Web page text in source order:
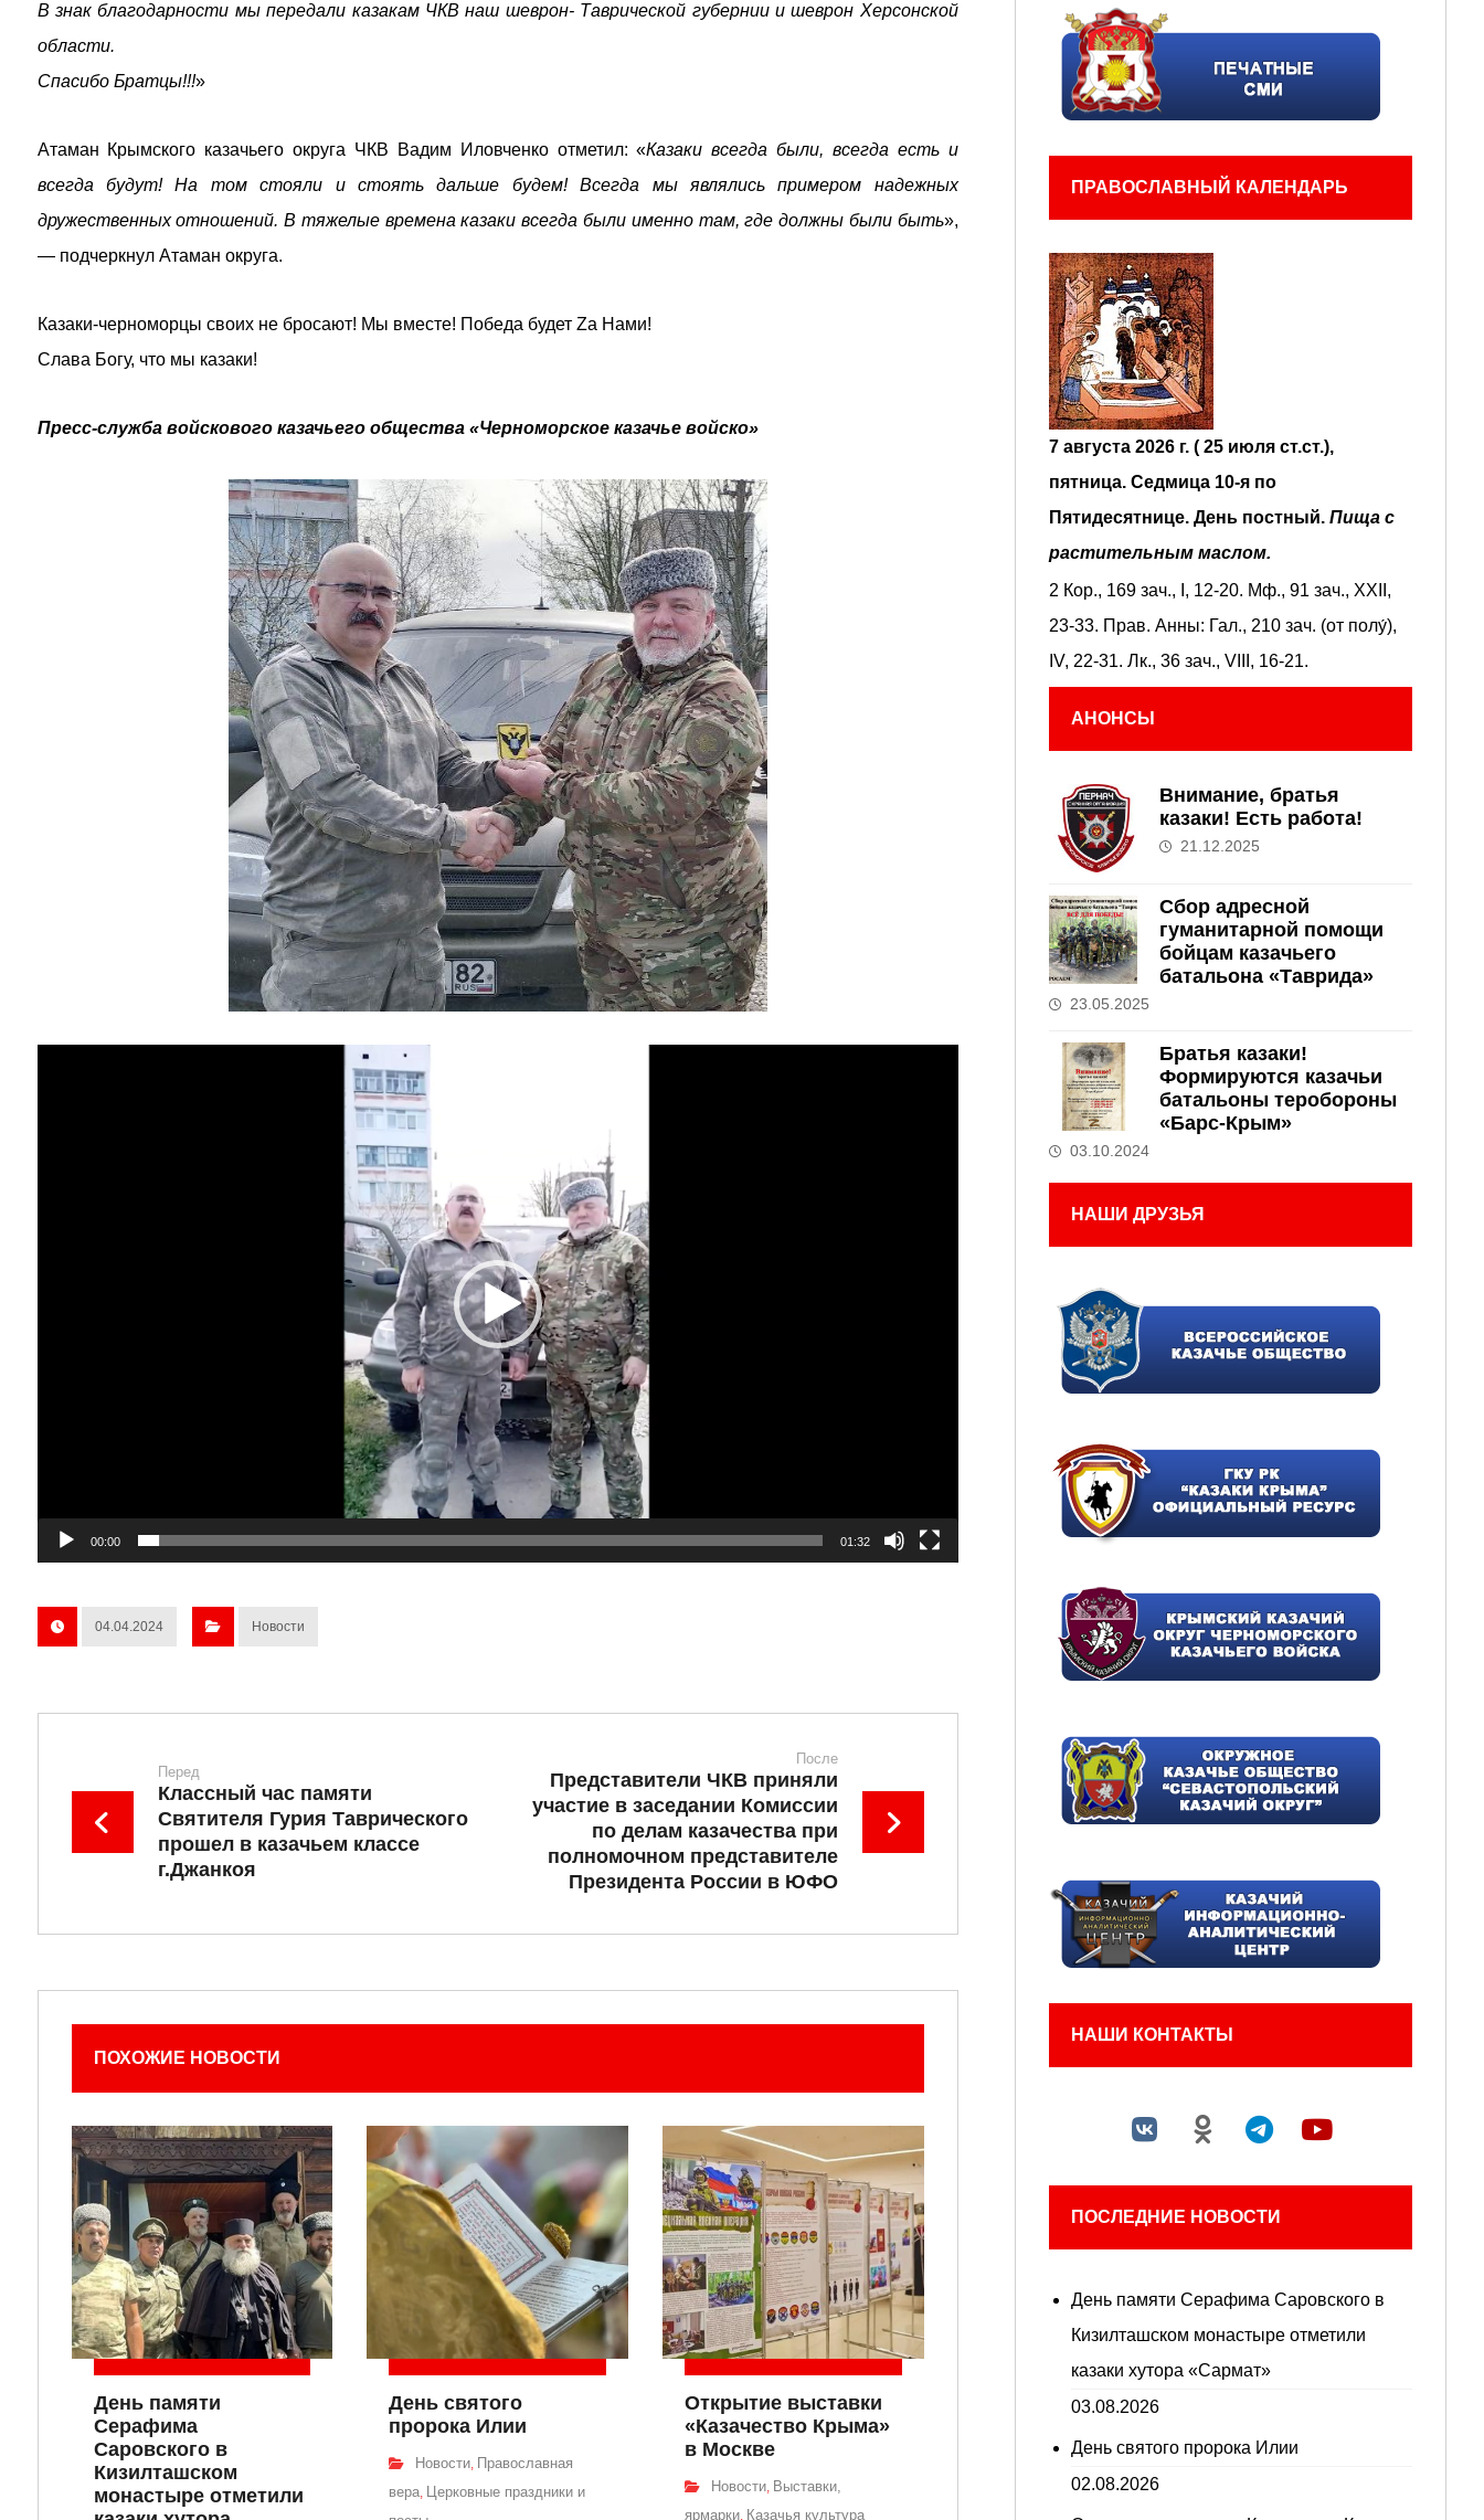
В знак благодарности мы передали казакам ЧКВ наш шеврон- Таврической губернии и шеврон Херсонской
области.
Спасибо Братцы!!!»
Атаман Крымского казачьего округа ЧКВ Вадим Иловченко отметил: «Казаки всегда были, всегда есть и
всегда будут! На том стояли и стоять дальше будем! Всегда мы являлись примером надежных
дружественных отношений. В тяжелые времена казаки всегда были именно там, где должны были быть»,
— подчеркнул Атаман округа.
Казаки-черноморцы своих не бросают! Мы вместе! Победа будет Zа Нами!
Слава Богу, что мы казаки!
Пресс-служба войскового казачьего общества «Черноморское казачье войско»
00:00 01:32
04.04.2024 Новости
Перед
Классный час памяти
Святителя Гурия Таврического
прошел в казачьем классе
г.Джанкоя
После
Представители ЧКВ приняли
участие в заседании Комиссии
по делам казачества при
полномочном представителе
Президента России в ЮФО
ПОХОЖИЕ НОВОСТИ
День памяти
Серафима
Саровского в
Кизилташском
монастыре отметили
День святого
пророка Илии
Новости Православная
вера Церковные праздники и
Открытие выставки
«Казачество Крыма»
в Москве
Новости, Выставки,
ярмарки, Казачья культура
ПРАВОСЛАВНЫЙ КАЛЕНДАРЬ
7 августа 2026 г. ( 25 июля ст.ст.),
пятница. Седмица 10-я по
Пятидесятнице. День постный. Пища с
растительным маслом.
2 Кор., 169 зач., I, 12-20. Мф., 91 зач., XXII,
23-33. Прав. Анны: Гал., 210 зач. (от полу́),
IV, 22-31. Лк., 36 зач., VIII, 16-21.
АНОНСЫ
Внимание, братья
казаки! Есть работа!
21.12.2025
Сбор адресной
гуманитарной помощи
бойцам казачьего
батальона «Таврида»
23.05.2025
Братья казаки!
Формируются казачьи
батальоны теробороны
«Барс-Крым»
03.10.2024
НАШИ ДРУЗЬЯ
НАШИ КОНТАКТЫ
ПОСЛЕДНИЕ НОВОСТИ
День памяти Серафима Саровского в
Кизилташском монастыре отметили
казаки хутора «Сармат»
03.08.2026
День святого пророка Илии
02.08.2026